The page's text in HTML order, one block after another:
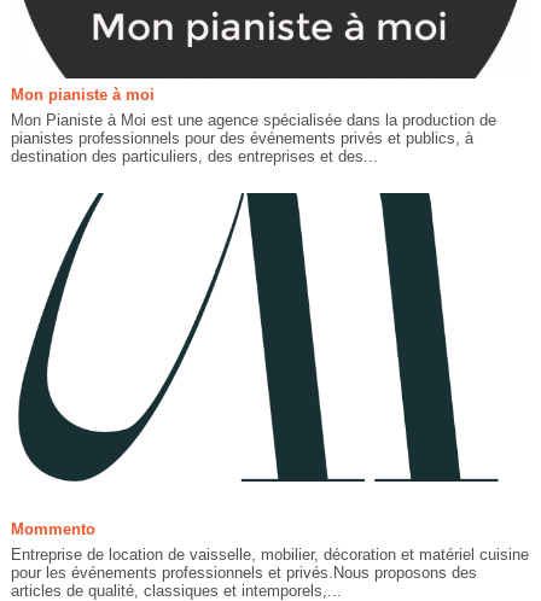
Mon pianiste à moi
Mon Pianiste à Moi est une agence spécialisée dans la production de
pianistes professionnels pour des événements privés et publics, à
destination des particuliers, des entreprises et des...
Mommento
Entreprise de location de vaisselle, mobilier, décoration et matériel cuisine
pour les événements professionnels et privés.Nous proposons des
articles de qualité, classiques et intemporels,...